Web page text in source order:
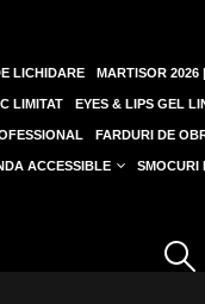
LICHIDARE MARTISOR 2026
LIMITAT EYES & LIPS GEL
FARDURI DE
ACCESSIBLE SMOCURI